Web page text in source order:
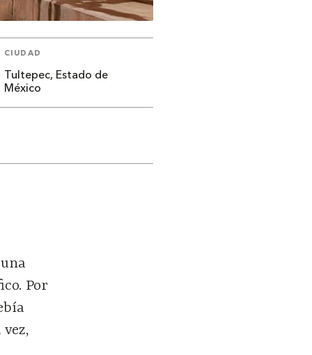
CIUDAD
Tultepec, Estado de
México
Por